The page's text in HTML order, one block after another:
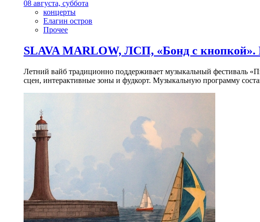
08 августа, суббота
концерты
Елагин остров
Прочее
SLAVA MARLOW, ЛСП, «Бонд с
Летний вайб традиционно поддерживает музыкальный фестиваль
сцен, интерактивные зоны и фудкорт. Музыкальную программу